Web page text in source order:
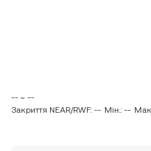
-- ~ --
Закриття NEAR/RWF: -- Мін.: --